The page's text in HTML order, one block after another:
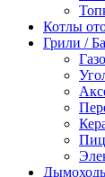
Котлы
Грили /